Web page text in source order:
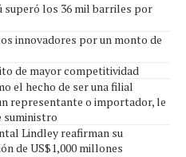
superó los 36 mil barriles por
innovadores por un monto de
de mayor competitividad
el hecho de ser una filial
representante o importador, le
suministro
Lindley reafirman su
de US$1,000 millones